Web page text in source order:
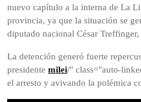
nuevo capítulo a la interna de La
provincia, ya que la situación se
diputado nacional César
La detención generó fuerte
presidente milei/" class="auto-
el arresto y avivando la polémica